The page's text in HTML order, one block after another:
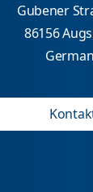
Gubener
86156